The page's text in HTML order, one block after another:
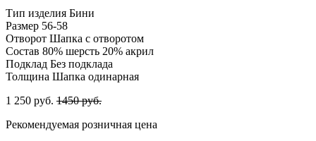
Тип изделия Бини
Размер 56-58
Отворот Шапка с отворотом
Состав 80% шерсть 20% акрил
Подклад Без подклада
Толщина Шапка одинарная
1 250 руб. 1450 руб.
Рекомендуемая розничная цена